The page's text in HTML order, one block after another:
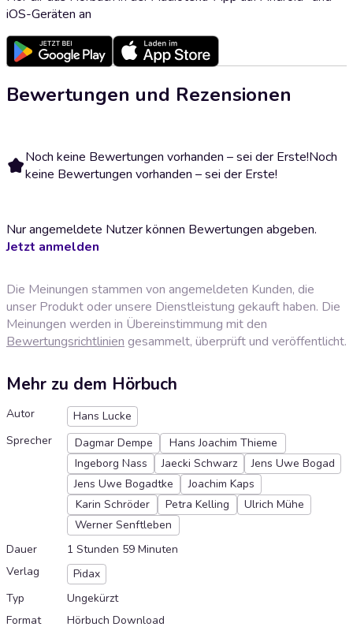
iOS-Geräten an
Bewertungen und Rezensionen
Noch keine Bewertungen vorhanden – sei der Erste!Noch
keine Bewertungen vorhanden – sei der Erste!
Nur angemeldete Nutzer können Bewertungen abgeben.
Jetzt anmelden
Die Meinungen stammen von angemeldeten Kunden, die
unser Produkt oder unsere Dienstleistung gekauft haben. Die
Meinungen werden in Übereinstimmung mit den
Bewertungsrichtlinien gesammelt, überprüft und veröffentlicht.
Mehr zu dem Hörbuch
Autor
Hans Lucke
Sprecher
Dagmar Dempe
Hans Joachim Thieme
Ingeborg Nass
Jaecki Schwarz
Jens Uwe Bogad
Jens Uwe Bogadtke
Joachim Kaps
Karin Schröder
Petra Kelling
Ulrich Mühe
Werner Senftleben
Dauer
1 Stunden 59 Minuten
Verlag
Pidax
Typ
Ungekürzt
Format
Hörbuch Download